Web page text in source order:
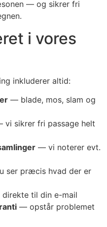
— og sikrer fri
i vores
inkluderer altid:
— blade, mos, slam og
vi sikrer fri passage helt
— vi noterer evt.
ser præcis hvad der er
til din e-mail
— opstår problemet